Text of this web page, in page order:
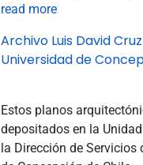
read more
Archivo Luis David
Universidad de
Estos planos
depositados en la
la Dirección de Servicios